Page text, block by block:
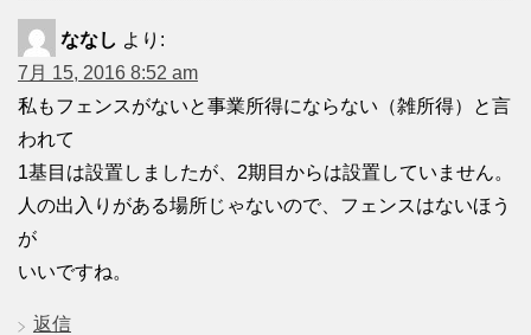
ななし より:
7月 15, 2016 8:52 am
私もフェンスがないと事業所得にならない（雑所得）と言
われて
1基目は設置しましたが、2期目からは設置していません。
人の出入りがある場所じゃないので、フェンスはないほう
が
いいですね。
返信